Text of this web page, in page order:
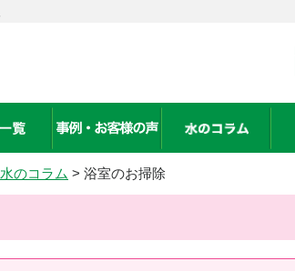
水のコラム > 浴室のお掃除